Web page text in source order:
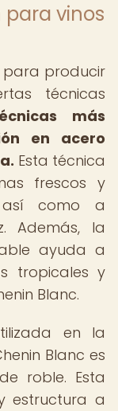
vinos
para producir
técnicas
más
en acero
Esta técnica
frescos y
así como a
Además, la
ayuda a
tropicales y
Blanc.
en la
Blanc es
roble. Esta
estructura a